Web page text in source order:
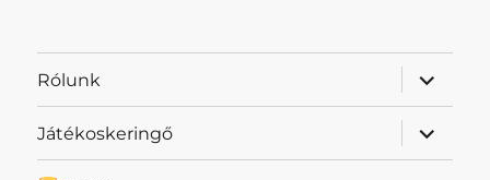
Rólunk
almenü
Játékoskeringő
almenü